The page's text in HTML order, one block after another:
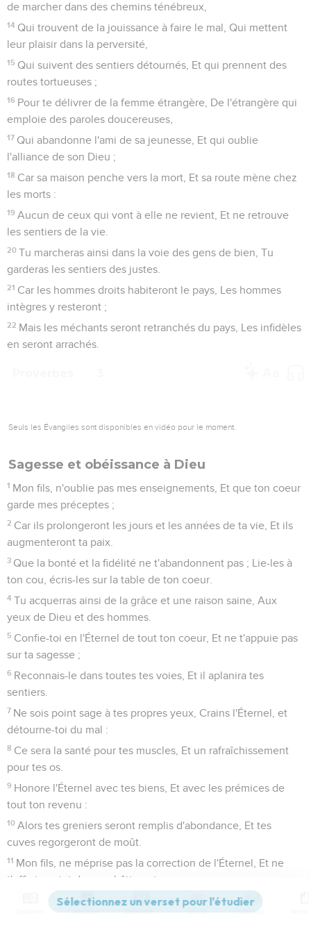
de marcher dans des chemins ténébreux,
14 Qui trouvent de la jouissance à faire le mal, Qui mettent
leur plaisir dans la perversité,
15 Qui suivent des sentiers détournés, Et qui prennent des
routes tortueuses ;
16 Pour te délivrer de la femme étrangère, De l'étrangère qui
emploie des paroles doucereuses,
17 Qui abandonne l'ami de sa jeunesse, Et qui oublie
l'alliance de son Dieu ;
18 Car sa maison penche vers la mort, Et sa route mène chez
les morts :
19 Aucun de ceux qui vont à elle ne revient, Et ne retrouve
les sentiers de la vie.
20 Tu marcheras ainsi dans la voie des gens de bien, Tu
garderas les sentiers des justes.
21 Car les hommes droits habiteront le pays, Les hommes
intègres y resteront ;
22 Mais les méchants seront retranchés du pays, Les infidèles
en seront arrachés.
Seuls les Évangiles sont disponibles en vidéo pour le moment.
Sagesse et obéissance à Dieu
1 Mon fils, n'oublie pas mes enseignements, Et que ton coeur
garde mes préceptes ;
2 Car ils prolongeront les jours et les années de ta vie, Et ils
augmenteront ta paix.
3 Que la bonté et la fidélité ne t'abandonnent pas ; Lie-les à
ton cou, écris-les sur la table de ton coeur.
4 Tu acquerras ainsi de la grâce et une raison saine, Aux
yeux de Dieu et des hommes.
5 Confie-toi en l'Éternel de tout ton coeur, Et ne t'appuie pas
sur ta sagesse ;
6 Reconnais-le dans toutes tes voies, Et il aplanira tes
sentiers.
7 Ne sois point sage à tes propres yeux, Crains l'Éternel, et
détourne-toi du mal :
8 Ce sera la santé pour tes muscles, Et un rafraîchissement
pour tes os.
9 Honore l'Éternel avec tes biens, Et avec les prémices de
tout ton revenu :
10 Alors tes greniers seront remplis d'abondance, Et tes
cuves regorgeront de moût.
11 Mon fils, ne méprise pas la correction de l'Éternel, Et ne
t'effraie point de ses châtiments ;
Car l'Éternel châtie celui qu'il aime, Comme un père
Versions Commentaires Strong